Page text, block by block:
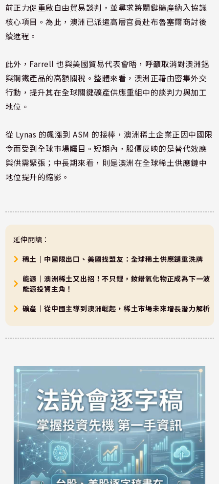
前正力促重啟自由貿易談判，並尋求將關鍵礦產納入協議
核心項目。為此，澳洲已派遣高層官員赴布魯塞爾商討後
續進程。
此外，Farrell 也與美國貿易代表會晤，呼籲取消對澳洲鋁
與鋼鐵產品的高額關稅。整體來看，澳洲正藉由密集外交
行動，提升其在全球關鍵礦產供應重組中的談判力與加工
地位。
從 Lynas 的飆漲到 ASM 的接棒，澳洲稀土企業正因中國限
令而受到全球市場矚目。短期內，股價反映的是替代效應
與供需緊張；中長期來看，則是澳洲在全球稀土供應鏈中
地位提升的縮影。
延伸閱讀：
稀土｜中國限出口、美國找盟友：全球稀土供應鏈重洗牌
能源｜澳洲稀土又出招！不只鋰，釹鐠氧化物正成為下一波
能源投資主角！
礦產｜從中國主導到澳洲崛起，稀土市場未來增長潛力解析